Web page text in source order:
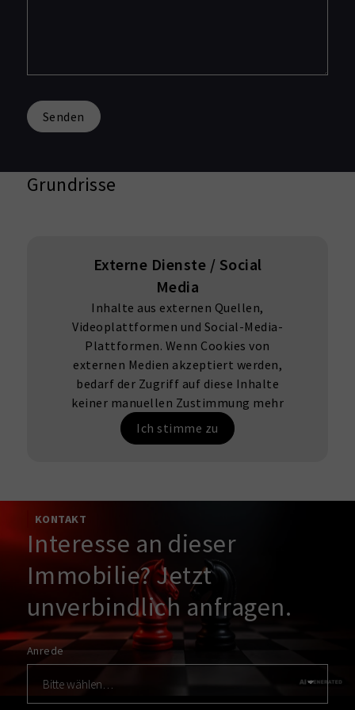
Senden
Grundrisse
Externe Dienste / Social
Media
Inhalte aus externen Quellen,
Videoplattformen und Social-Media-
Plattformen. Wenn Cookies von
externen Medien akzeptiert werden,
bedarf der Zugriff auf diese Inhalte
keiner manuellen Zustimmung mehr
Ich stimme zu
KONTAKT
Interesse an dieser
Immobilie? Jetzt
unverbindlich anfragen.
Anrede